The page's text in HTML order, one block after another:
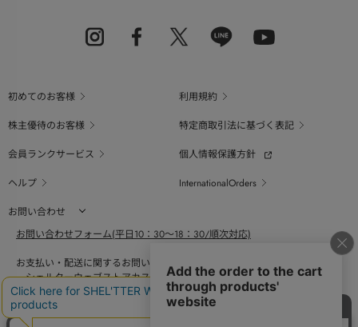
初めてのお客様
利用規約
株主優待のお客様
特定商取引法に基づく表記
会員ランクサービス
個人情報保護方針
ヘルプ
InternationalOrders
お問い合わせ
お問い合わせフォーム(平日10：30～18：30/順次対応)
お支払い・配送に関するお問い合わせ（平日10：30～18：00）
シェルターウェブストアカスタマーセンター
0800-123-6820
商品の素材、サイズ、仕様等に関するお問い合せ（平日10：30～18：00）
バロックジャパンリミテッドコールセンター